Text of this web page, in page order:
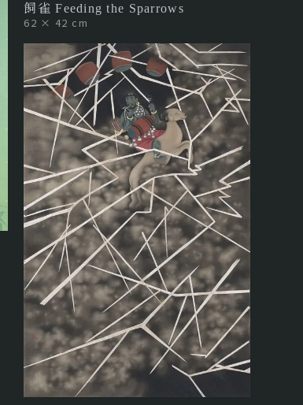
飼雀 Feeding the Sparrows
62 × 42 cm